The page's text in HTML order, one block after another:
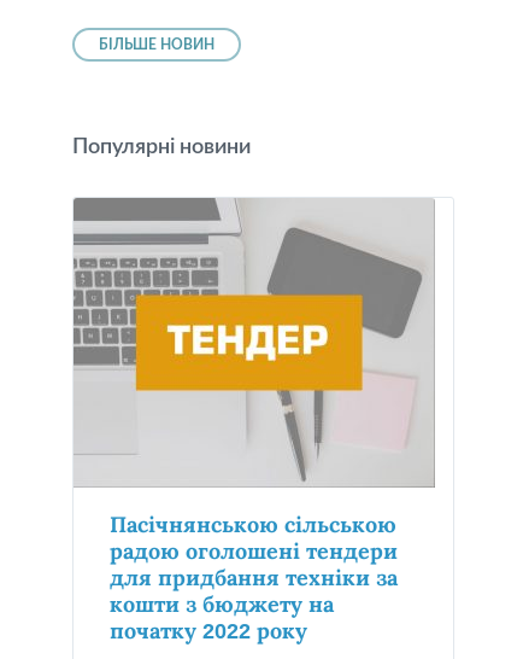
БІЛЬШЕ НОВИН
Популярні новини
Пасічнянською сільською
радою оголошені тендери
для придбання техніки за
кошти з бюджету на
початку 2022 року